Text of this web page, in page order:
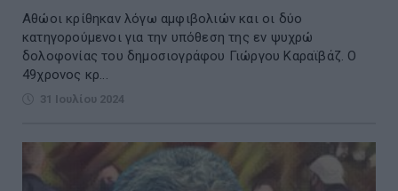
Αθώοι κρίθηκαν λόγω αμφιβολιών και οι δύο
κατηγορούμενοι για την υπόθεση της εν ψυχρώ
δολοφονίας του δημοσιογράφου Γιώργου Καραϊβάζ. Ο
49χρονος κρ...
31 Ιουλίου 2024